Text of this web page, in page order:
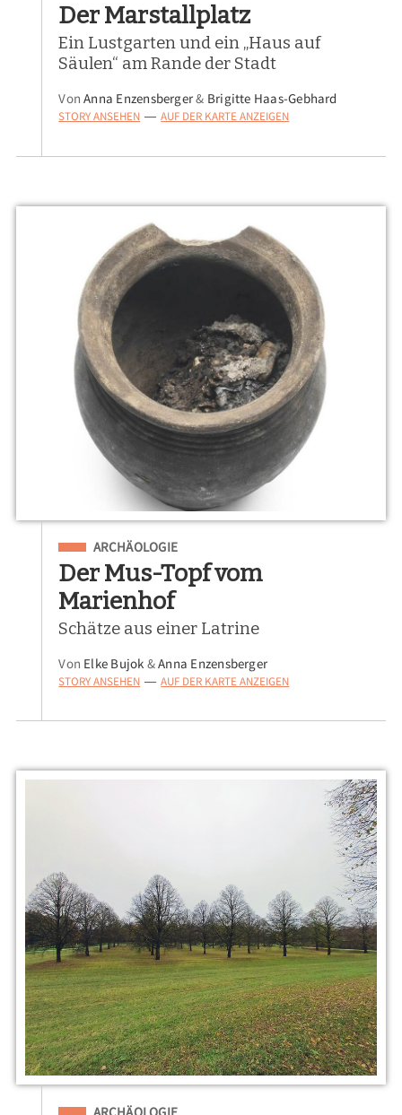
Der Marstallplatz
Ein Lustgarten und ein „Haus auf
Säulen“ am Rande der Stadt
VonAnna Enzensberger& Brigitte Haas-Gebhard
STORY ANSEHEN — AUF DER KARTE ANZEIGEN
Eingeordnet unter
ARCHÄOLOGIE
Der Mus-Topf vom
Marienhof
Schätze aus einer Latrine
Von Elke Bujok &Anna Enzensberger
STORY ANSEHEN — AUF DER KARTE ANZEIGEN
Eingeordnet unter